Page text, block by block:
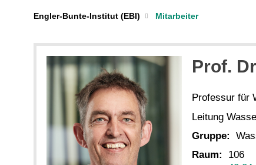
Engler-Bunte-Institut (EBI) Mitarbeiter
Prof.
Professur für
Leitung
Gruppe:
Raum:
106